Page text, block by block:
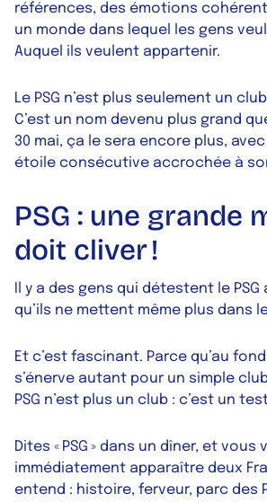
références, des émotions
un monde dans lequel les gens
Auquel ils veulent appartenir.
Le PSG n’est plus seulement un
C’est un nom devenu plus grand
30 mai, ça le sera encore plus,
étoile consécutive accrochée à
PSG : une grande
doit cliver !
Il y a des gens qui détestent le
qu’ils ne mettent même plus dans
Et c’est fascinant. Parce qu’au
s’énerve autant pour un simple
PSG n’est plus un club : c’est un
Dites « PSG » dans un dîner, et vous
immédiatement apparaître deux
entend : histoire, ferveur, parc des